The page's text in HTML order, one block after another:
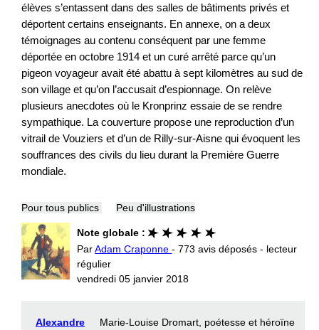
élèves s’entassent dans des salles de bâtiments privés et
déportent certains enseignants. En annexe, on a deux
témoignages au contenu conséquent par une femme
déportée en octobre 1914 et un curé arrêté parce qu’un
pigeon voyageur avait été abattu à sept kilomètres au sud de
son village et qu’on l’accusait d’espionnage. On relève
plusieurs anecdotes où le Kronprinz essaie de se rendre
sympathique. La couverture propose une reproduction d’un
vitrail de Vouziers et d’un de Rilly-sur-Aisne qui évoquent les
souffrances des civils du lieu durant la Première Guerre
mondiale.
Pour tous publics Peu d'illustrations
Note globale :
ParAdam Craponne- 773 avis déposés - lecteur
régulier
vendredi 05 janvier 2018
Alexandre
Marie-Louise Dromart, poétesse et héroïne